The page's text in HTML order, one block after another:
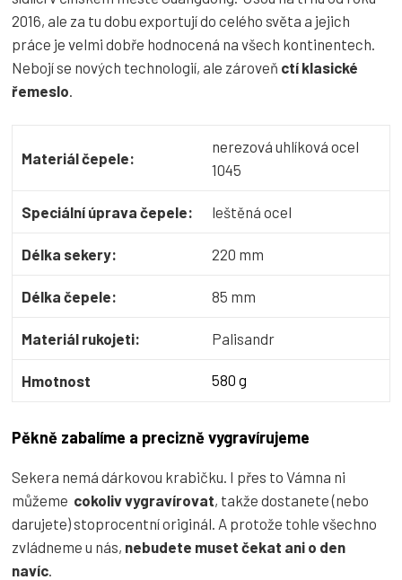
2016, ale za tu dobu exportují do celého světa a jejich
práce je velmi dobře hodnocená na všech kontinentech.
Nebojí se nových technologií, ale zároveň ctí klasické
řemeslo
Materiál čepele:
nerezová uhlíková ocel
1045
Speciální úprava čepele: leštěná ocel
Délka sekery: 220 mm
Délka čepele: 85 mm
Materiál rukojeti: Palisandr
Hmotnost 580 g
Pěkně zabalíme a precizně vygravírujeme
Sekera nemá dárkovou krabičku. I přes to Vámna ni
můžeme cokoliv vygravírovat, takže dostanete (nebo
darujete) stoprocentní originál. A protože tohle všechno
zvládneme u nás, nebudete muset čekat ani o den
navíc